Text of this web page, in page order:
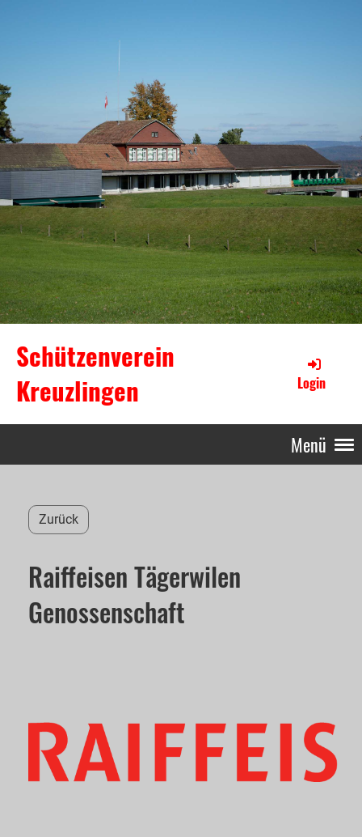
Schützenverein
Kreuzlingen
Login
Menü
Zurück
Raiffeisen Tägerwilen
Genossenschaft